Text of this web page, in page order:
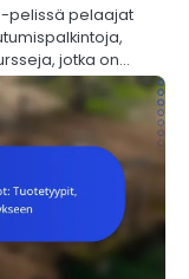
-pelissä pelaajat
jotka on…